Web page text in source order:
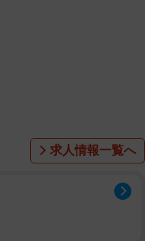
暴行するなどして現金約３
このうち、葛岡容疑者ら3
。１月１９日には東京・狛
た。いずれも、指示役らが
求人情報一覧へ